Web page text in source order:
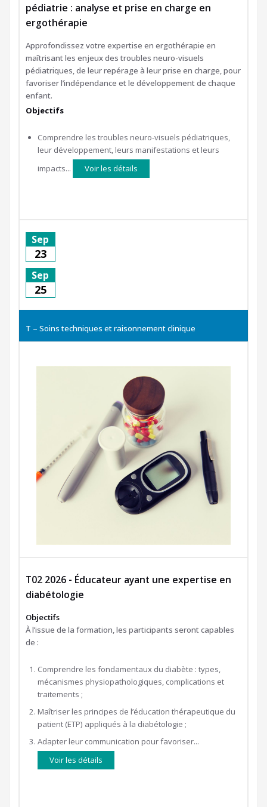
pédiatrie : analyse et prise en charge en
ergothérapie
Approfondissez votre expertise en ergothérapie en
maîtrisant les enjeux des troubles neuro-visuels
pédiatriques, de leur repérage à leur prise en charge, pour
favoriser l’indépendance et le développement de chaque
enfant.
Objectifs
Comprendre les troubles neuro-visuels pédiatriques,
leur développement, leurs manifestations et leurs
impacts...
Voir les détails
23
Sep
25
Sep
T – Soins techniques et raisonnement clinique
T02 2026 - Éducateur ayant une expertise en
diabétologie
Objectifs
À l’issue de la formation, les participants seront capables
de :
Comprendre les fondamentaux du diabète : types,
mécanismes physiopathologiques, complications et
traitements ;
Maîtriser les principes de l’éducation thérapeutique du
patient (ETP) appliqués à la diabétologie ;
Adapter leur communication pour favoriser...
Voir les détails